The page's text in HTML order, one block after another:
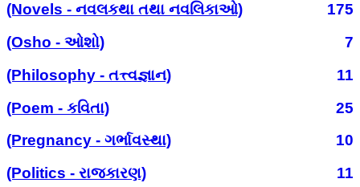
(Novels - નવલકથા તથા નવલિકાઓ)
175
(Osho - ઓશો)
7
(Philosophy - તત્ત્વજ્ઞાન)
11
(Poem - કવિતા)
25
(Pregnancy - ગર્ભાવસ્થા)
10
(Politics - રાજકારણ)
11